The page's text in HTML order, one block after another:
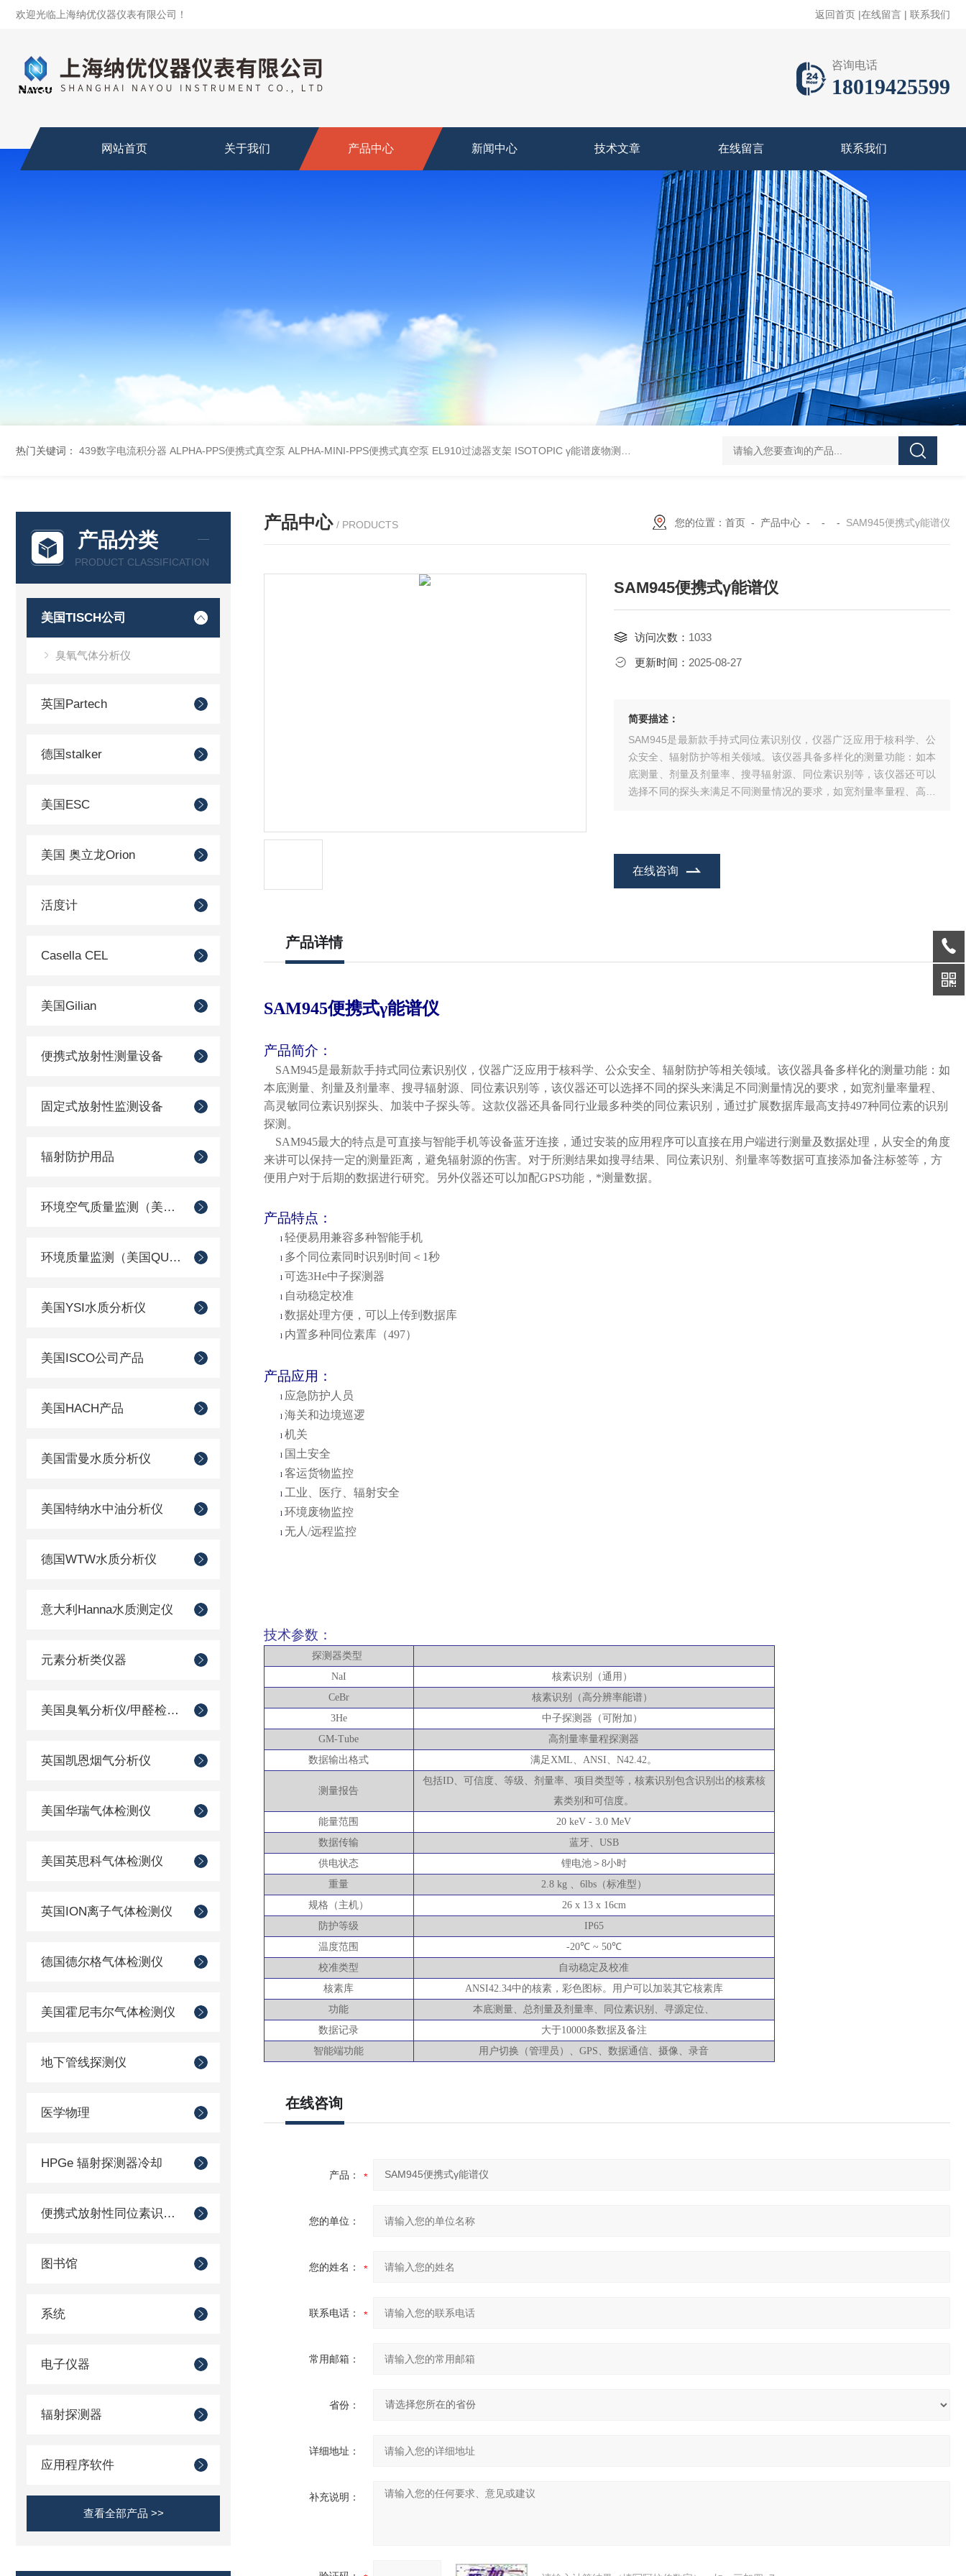
欢迎光临上海纳优仪器仪表有限公司！ 返回首页 |在线留言 | 联系我们
咨询电话
18019425599
网站首页 关于我们 产品中心 新闻中心 技术文章 在线留言 联系我们
热门关键词： 439数字电流积分器 ALPHA-PPS便携式真空泵 ALPHA-MINI-PPS便携式真空泵 EL910过滤器支架 ISOTOPIC γ能谱废物测定 GammaVision伽马能谱分析软件 GammaVision报告生成器
产品分类
PRODUCT CLASSIFICATION
美国TISCH公司
臭氧气体分析仪
英国Partech
德国stalker
美国ESC
美国 奥立龙Orion
活度计
Casella CEL
美国Gilian
便携式放射性测量设备
固定式放射性监测设备
辐射防护用品
环境空气质量监测（美国Met one）
环境质量监测（美国QUEST）
美国YSI水质分析仪
美国ISCO公司产品
美国HACH产品
美国雷曼水质分析仪
美国特纳水中油分析仪
德国WTW水质分析仪
意大利Hanna水质测定仪
元素分析类仪器
美国臭氧分析仪/甲醛检测仪
英国凯恩烟气分析仪
美国华瑞气体检测仪
美国英思科气体检测仪
英国ION离子气体检测仪
德国德尔格气体检测仪
美国霍尼韦尔气体检测仪
地下管线探测仪
医学物理
HPGe 辐射探测器冷却
便携式放射性同位素识别装置 （RIID）
图书馆
系统
电子仪器
辐射探测器
应用程序软件
查看全部产品 >>
产品中心 / PRODUCTS 您的位置： 首页 - 产品中心 - - - SAM945便携式γ能谱仪
SAM945便携式γ能谱仪
访问次数： 1033
更新时间： 2025-08-27
简要描述：
SAM945是最新款手持式同位素识别仪，仪器广泛应用于核科学、公
众安全、辐射防护等相关领域。该仪器具备多样化的测量功能：如本
底测量、剂量及剂量率、搜寻辐射源、同位素识别等，该仪器还可以
选择不同的探头来满足不同测量情况的要求，如宽剂量率量程、高灵
在线咨询
产品详情
SAM945便携式γ能谱仪
产品简介：
SAM945是最新款手持式同位素识别仪，仪器广泛应用于核科学、公众安全、辐射防护等相关领域。该仪器具备多样化的测量功能：如
本底测量、剂量及剂量率、搜寻辐射源、同位素识别等，该仪器还可以选择不同的探头来满足不同测量情况的要求，如宽剂量率量程、
高灵敏同位素识别探头、加装中子探头等。这款仪器还具备同行业最多种类的同位素识别，通过扩展数据库最高支持497种同位素的识别
探测。
SAM945最大的特点是可直接与智能手机等设备蓝牙连接，通过安装的应用程序可以直接在用户端进行测量及数据处理，从安全的角度
来讲可以保持一定的测量距离，避免辐射源的伤害。对于所测结果如搜寻结果、同位素识别、剂量率等数据可直接添加备注标签等，方
便用户对于后期的数据进行研究。另外仪器还可以加配GPS功能，*测量数据。
产品特点：
l 轻便易用兼容多种智能手机
l 多个同位素同时识别时间＜ 1秒
l 可选3He中子探测器
l 自动稳定校准
l 数据处理方便，可以上传到数据库
l 内置多种同位素库（497）
产品应用：
l 应急防护人员
l 海关和边境巡逻
l 机关
l 国土安全
l 客运货物监控
l 工业、医疗、辐射安全
l 环境废物监控
l 无人 /远程监控
技术参数：
探测器类型
NaI
核素识别（通用）
CeBr
核素识别（高分辨率能谱）
3He
中子探测器（可附加）
GM-Tube
高剂量率量程探测器
数据输出格式
满足XML、ANSI、N42.42。
测量报告
包括ID、可信度、等级、剂量率、项目类型等，核素识别包含识别出的核素核
素类别和可信度。
能量范围
20 keV - 3.0 MeV
数据传输
蓝牙、 USB
供电状态
锂电池＞ 8小时
重量
2.8 kg 、6lbs（标准型）
规格（主机）
26 x 13 x 16cm
防护等级
IP65
温度范围
-20℃ ~ 50℃
校准类型
自动稳定及校准
核素库
ANSI42.34中的核素，彩色图标。用户可以加装其它核素库
功能
本底测量、总剂量及剂量率、同位素识别、寻源定位、
数据记录
大于10000条数据及备注
智能端功能
用户切换（管理员）、 GPS、数据通信、摄像、录音
在线咨询
产品：
您的单位：
您的姓名：
联系电话：
常用邮箱：
省份：
详细地址：
补充说明：